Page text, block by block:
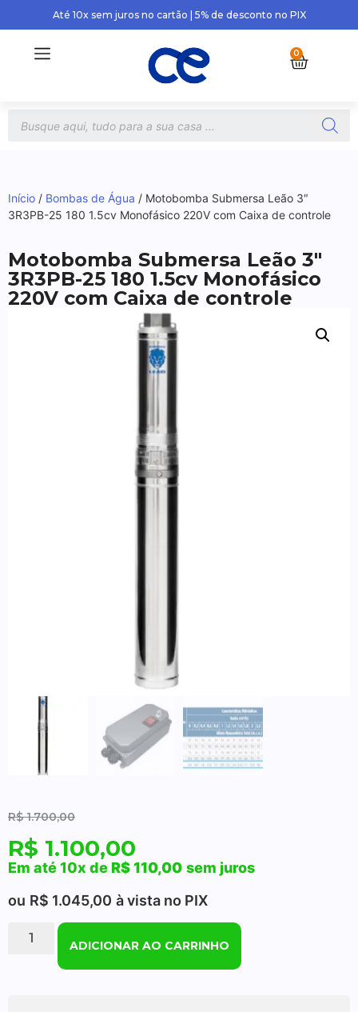
Até 10x sem juros no cartão | 5% de desconto no PIX
0
Início / Bombas de Água / Motobomba Submersa Leão 3″
3R3PB-25 180 1.5cv Monofásico 220V com Caixa de controle
Motobomba Submersa Leão 3″
3R3PB-25 180 1.5cv Monofásico
220V com Caixa de controle
R$1.700,00
R$ 1.100,00
Em até 10x deR$110,00 sem juros
ou R$ 1.045,00 à vista no PIX
ADICIONAR AO CARRINHO